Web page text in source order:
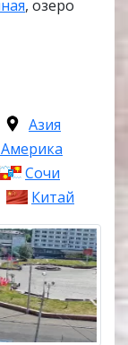
, озеро
Азия
Сочи
Китай